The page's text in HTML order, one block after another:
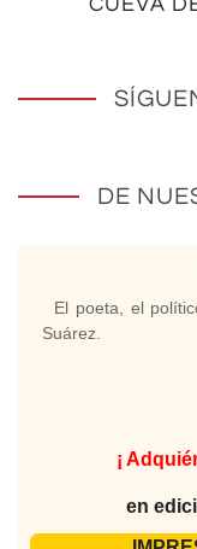
DE
El poeta, el
Suárez.
¡
en